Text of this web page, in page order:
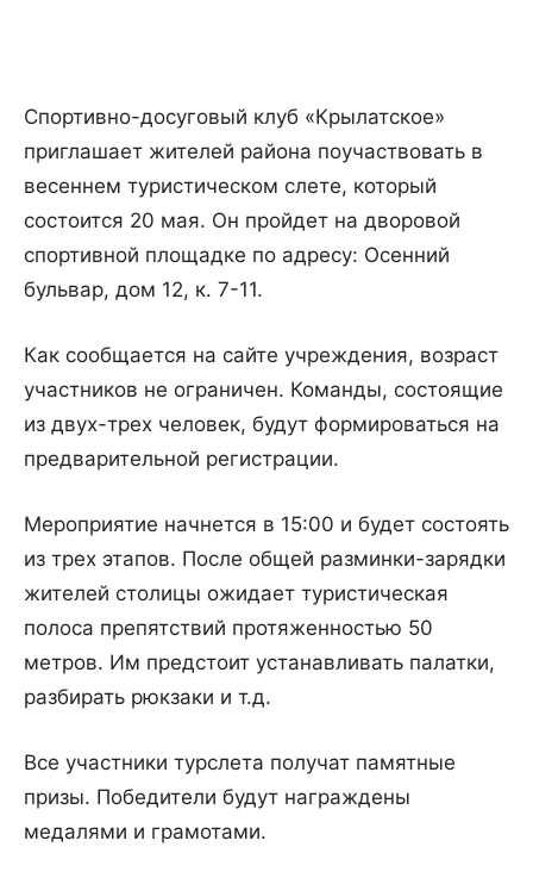
Спортивно-досуговый клуб «Крылатское»
приглашает жителей района поучаствовать в
весеннем туристическом слете, который
состоится 20 мая. Он пройдет на дворовой
спортивной площадке по адресу: Осенний
бульвар, дом 12, к. 7-11.
Как сообщается на сайте учреждения, возраст
участников не ограничен. Команды, состоящие
из двух-трех человек, будут формироваться на
предварительной регистрации.
Мероприятие начнется в 15:00 и будет состоять
из трех этапов. После общей разминки-зарядки
жителей столицы ожидает туристическая
полоса препятствий протяженностью 50
метров. Им предстоит устанавливать палатки,
разбирать рюкзаки и т.д.
Все участники турслета получат памятные
призы. Победители будут награждены
медалями и грамотами.